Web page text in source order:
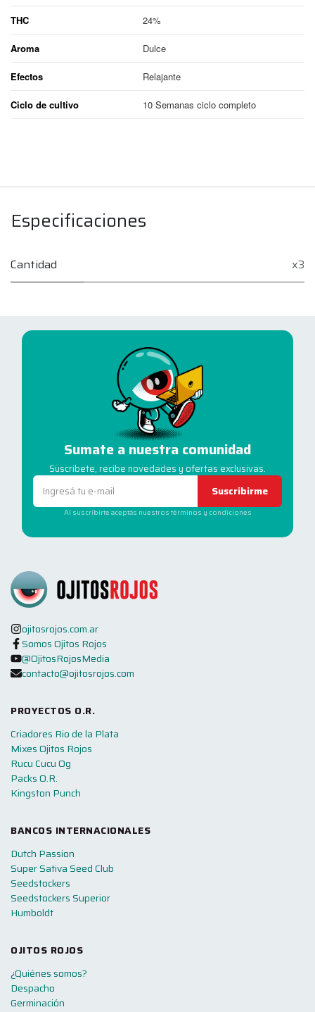
THC 24%
Aroma Dulce
Efectos Relajante
Ciclo de cultivo 10 Semanas ciclo completo
Especificaciones
Cantidad x3
Sumate a nuestra comunidad
Suscribete, recibe novedades y ofertas exclusivas.
Suscribirme
Al suscribirte aceptás nuestros términos y condiciones
ojitosrojos.com.ar
Somos Ojitos Rojos
@OjitosRojosMedia
contacto@ojitosrojos.com
PROYECTOS O.R.
Criadores Rio de la Plata
Mixes Ojitos Rojos
Rucu Cucu Og
Packs O.R.
Kingston Punch
BANCOS INTERNACIONALES
Dutch Passion
Super Sativa Seed Club
Seedstockers
Seedstockers Superior
Humboldt
OJITOS ROJOS
¿Quiénes somos?
Despacho
Germinación